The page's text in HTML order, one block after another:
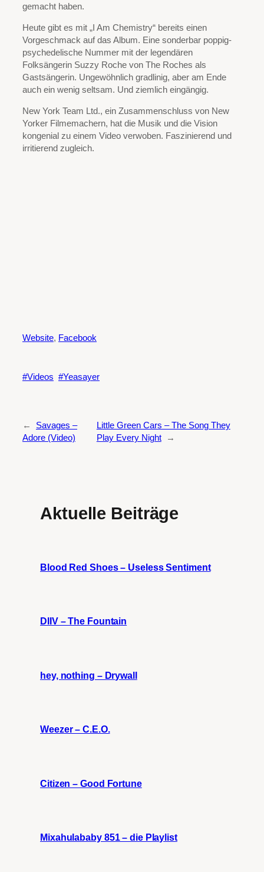
gemacht haben.
Heute gibt es mit „I Am Chemistry“ bereits einen
Vorgeschmack auf das Album. Eine sonderbar poppig-
psychedelische Nummer mit der legendären
Folksängerin Suzzy Roche von The Roches als
Gastsängerin. Ungewöhnlich gradlinig, aber am Ende
auch ein wenig seltsam. Und ziemlich eingängig.
New York Team Ltd., ein Zusammenschluss von New
Yorker Filmemachern, hat die Musik und die Vision
kongenial zu einem Video verwoben. Faszinierend und
irritierend zugleich.
Website, Facebook
Videos Yeasayer
←
Savages –
Adore (Video)
Little Green Cars – The Song They
Play Every Night
→
Aktuelle Beiträge
Blood Red Shoes – Useless Sentiment
DIIV – The Fountain
hey, nothing – Drywall
Weezer – C.E.O.
Citizen – Good Fortune
Mixahulababy 851 – die Playlist